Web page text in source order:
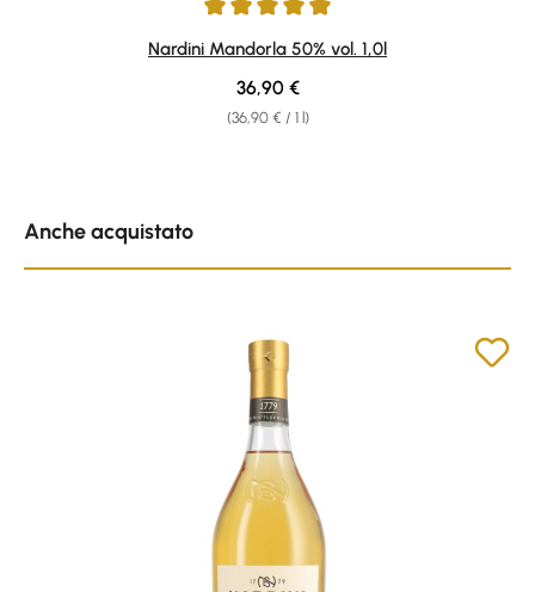
Average rating of 4.89 out of 5 stars
Nardini Mandorla 50% vol. 1,0l
(36,90 € / 1 l)
Regular price:
36,90 €
Anche acquistato